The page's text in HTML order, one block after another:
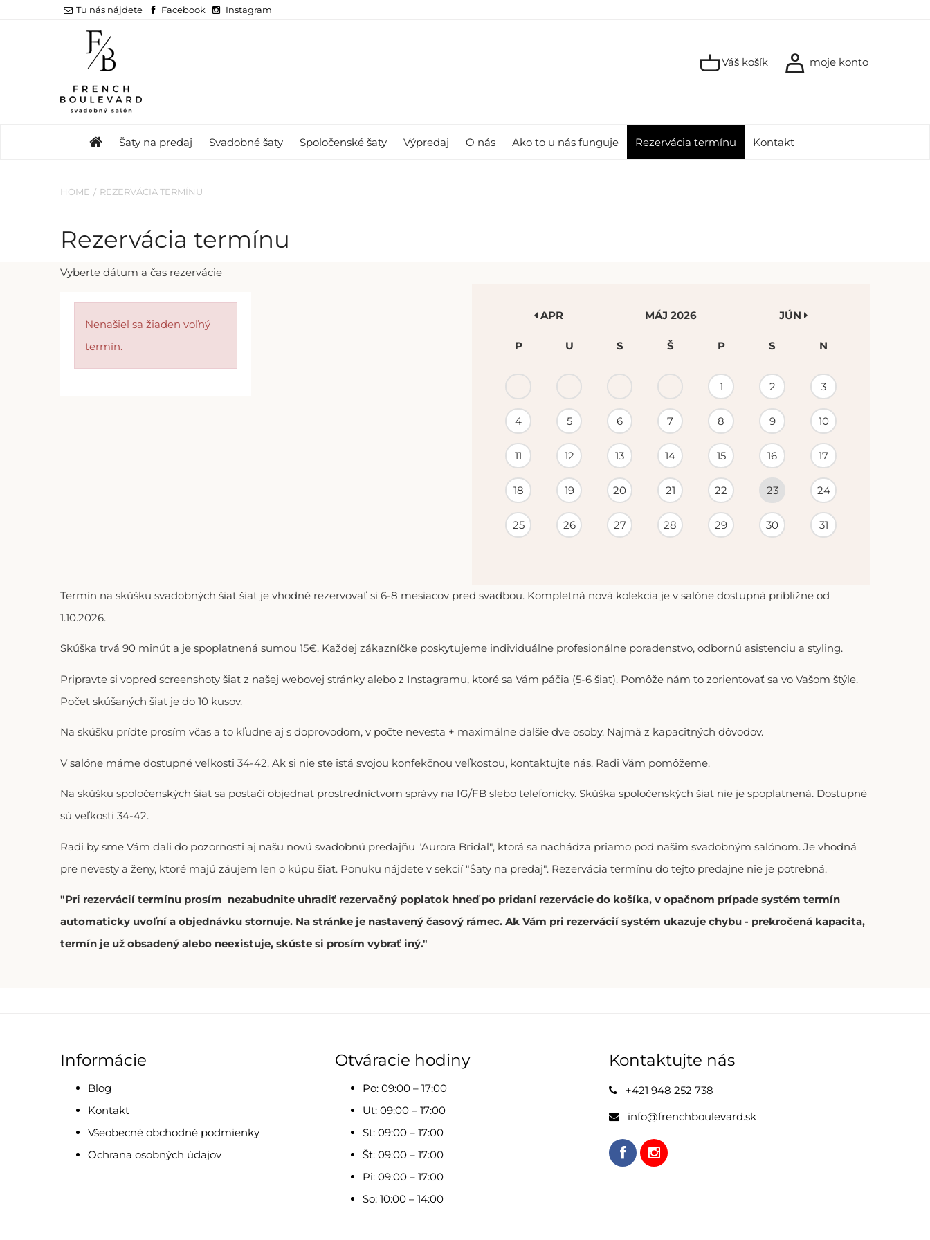
Tu nás nájdete Facebook Instagram
Váš košík moje konto
Šaty na predaj Svadobné šaty Spoločenské šaty Výpredaj O nás Ako to u nás funguje Rezervácia termínu Kontakt
HOME REZERVÁCIA TERMÍNU
Rezervácia termínu
Vyberte dátum a čas rezervácie
Nenašiel sa žiaden voľný
termín.
KALENDÁR
PODUJATÍ
APR MÁJ 2026 JÚN
P U S Š P S N
1 2 3
4 5 6 7 8 9 10
11 12 13 14 15 16 17
18 19 20 21 22 23 24
25 26 27 28 29 30 31
Termín na skúšku svadobných šiat šiat je vhodné rezervovať si 6-8 mesiacov pred svadbou. Kompletná nová kolekcia je v salóne dostupná približne od
1.10.2026.
Skúška trvá 90 minút a je spoplatnená sumou 15€. Každej zákazníčke poskytujeme individuálne profesionálne poradenstvo, odbornú asistenciu a styling.
Pripravte si vopred screenshoty šiat z našej webovej stránky alebo z Instagramu, ktoré sa Vám páčia (5-6 šiat). Pomôže nám to zorientovať sa vo Vašom štýle.
Počet skúšaných šiat je do 10 kusov.
Na skúšku prídte prosím včas a to kľudne aj s doprovodom, v počte nevesta + maximálne dalšie dve osoby. Najmä z kapacitných dôvodov.
V salóne máme dostupné veľkosti 34-42. Ak si nie ste istá svojou konfekčnou veľkosťou, kontaktujte nás. Radi Vám pomôžeme.
Na skúšku spoločenských šiat sa postačí objednať prostredníctvom správy na IG/FB slebo telefonicky. Skúška spoločenských šiat nie je spoplatnená. Dostupné
sú veľkosti 34-42.
Radi by sme Vám dali do pozornosti aj našu novú svadobnú predajňu "Aurora Bridal", ktorá sa nachádza priamo pod našim svadobným salónom. Je vhodná
pre nevesty a ženy, ktoré majú záujem len o kúpu šiat. Ponuku nájdete v sekcií "Šaty na predaj". Rezervácia termínu do tejto predajne nie je potrebná.
"Pri rezervácií termínu prosím nezabudnite uhradiť rezervačný poplatok hneď po pridaní rezervácie do košíka, v opačnom prípade systém termín
automaticky uvoľní a objednávku stornuje. Na stránke je nastavený časový rámec. Ak Vám pri rezervácií systém ukazuje chybu - prekročená kapacita,
termín je už obsadený alebo neexistuje, skúste si prosím vybrať iný."
Informácie
Blog
Kontakt
Všeobecné obchodné podmienky
Ochrana osobných údajov
Otváracie hodiny
Po: 09:00 – 17:00
Ut: 09:00 – 17:00
St: 09:00 – 17:00
Št: 09:00 – 17:00
Pi: 09:00 – 17:00
So: 10:00 – 14:00
Kontaktujte nás
+421 948 252 738
info@frenchboulevard.sk